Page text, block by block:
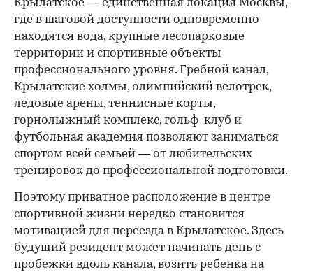
Крылатское — единственная локация Москвы,
где в шаговой доступности одновременно
находятся вода, крупные лесопарковые
территории и спортивные объекты
профессионального уровня. Гребной канал,
Крылатские холмы, олимпийский велотрек,
ледовые арены, теннисные корты,
горнолыжный комплекс, гольф-клуб и
футбольная академия позволяют заниматься
спортом всей семьей — от любительских
тренировок до профессиональной подготовки.
Поэтому приватное расположение в центре
спортивной жизни нередко становится
мотивацией для переезда в Крылатское. Здесь
будущий резидент может начинать день с
пробежки вдоль канала, возить ребенка на